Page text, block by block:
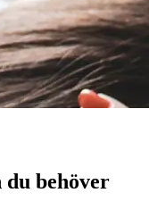
du behöver